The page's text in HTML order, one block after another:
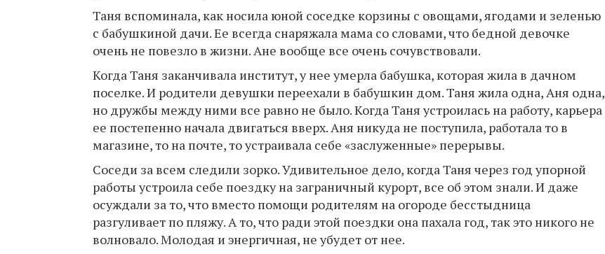
Таня вспоминала, как носила юной соседке корзины с овощами, ягодами и зеленью
с бабушкиной дачи. Ее всегда снаряжала мама со словами, что бедной девочке
очень не повезло в жизни. Ане вообще все очень сочувствовали.
Когда Таня заканчивала институт, у нее умерла бабушка, которая жила в дачном
поселке. И родители девушки переехали в бабушкин дом. Таня жила одна, Аня одна,
но дружбы между ними все равно не было. Когда Таня устроилась на работу, карьера
ее постепенно начала двигаться вверх. Аня никуда не поступила, работала то в
магазине, то на почте, то устраивала себе «заслуженные» перерывы.
Соседи за всем следили зорко. Удивительное дело, когда Таня через год упорной
работы устроила себе поездку на заграничный курорт, все об этом знали. И даже
осуждали за то, что вместо помощи родителям на огороде бесстыдница
разгуливает по пляжу. А то, что ради этой поездки она пахала год, так это никого не
волновало. Молодая и энергичная, не убудет от нее.